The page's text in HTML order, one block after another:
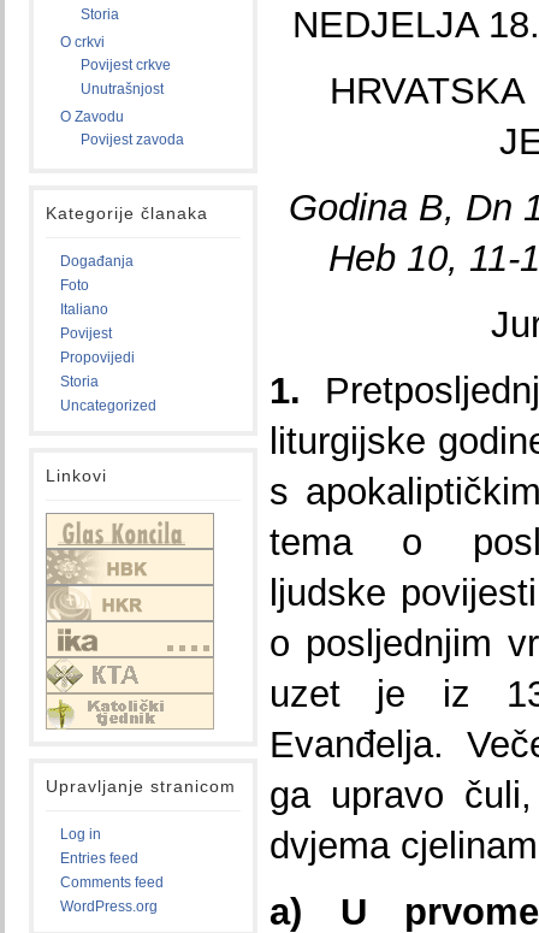
Storia
O crkvi
Povijest crkve
Unutrašnjost
O Zavodu
Povijest zavoda
Kategorije članaka
Događanja
Foto
Italiano
Povijest
Propovijedi
Storia
Uncategorized
Linkovi
Upravljanje stranicom
Log in
Entries feed
Comments feed
WordPress.org
NEDJELJA
Godina B, Dn
Heb 10, 11-
1.
liturgijske
s
tema o
ljudske
o posljednjim
uzet je iz
Evanđelja.
ga upravo
dvjema
a) U